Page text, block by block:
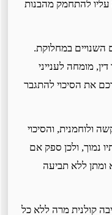
להתחמק מהבנות
במחלוקת.
מומחה לענייני
את הסיכוי להתגבר
ולוחמנית, והסיכוי
נמוך, ולכן ספק אם
ללא תביעה
קולנית מרה ללא כל